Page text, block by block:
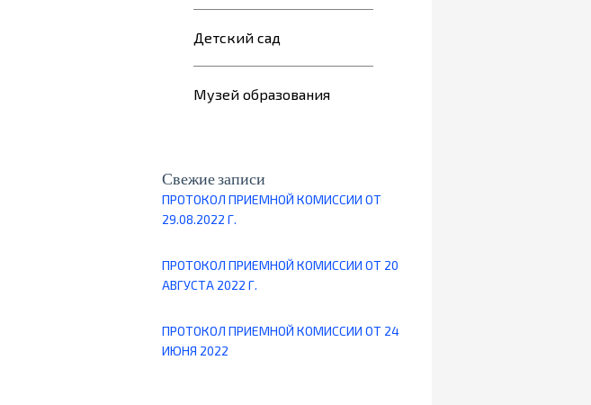
Детский сад
Музей образования
Свежие записи
ПРОТОКОЛ ПРИЕМНОЙ КОМИССИИ ОТ
29.08.2022 Г.
ПРОТОКОЛ ПРИЕМНОЙ КОМИССИИ ОТ 20
АВГУСТА 2022 Г.
ПРОТОКОЛ ПРИЕМНОЙ КОМИССИИ ОТ 24
ИЮНЯ 2022